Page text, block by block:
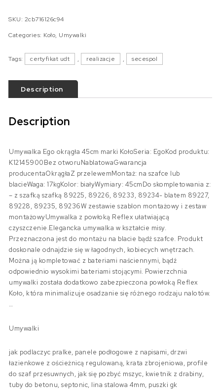
SKU: 2cb716126c94
Categories: Koło, Umywalki
Tags: certyfikat udt , realizacje , secespol
Description
Description
Umywalka Ego okrągła 45cm marki KołoSeria: EgoKod produktu:
K12145900Bez otworuNablatowaGwarancja
producentaOkrągłaZ przelewemMontaż: na szafce lub
blacieWaga: 17kgKolor: białyWymiary: 45cmDo skompletowania z:
– z szafką szafką 89225, 89226, 89233, 89234- blatem 89227,
89228, 89235, 89236W zestawie szablon montażowy i zestaw
montażowyUmywalka z powłoką Reflex ułatwiającą
czyszczenie.Elegancka umywalka w kształcie misy.
Przeznaczona jest do montażu na blacie bądź szafce. Produkt
doskonale odnajdzie się w łagodnych, kobiecych wnętrzach.
Można ją kompletować z bateriami naściennymi, bądź
odpowiednio wysokimi bateriami stojącymi. Powierzchnia
umywalki została dodatkowo zabezpieczona powłoką Reflex
Koło, która minimalizuje osadzanie się różnego rodzaju nalotów.
…
Umywalki
jak podlaczyc pralke, panele podłogowe z napisami, drzwi
łazienkowe z ościeżnicą regulowaną, krata zbrojeniowa, profile
do szaf przesuwnych, jak się pozbyć mszyc, kwietnik z drabiny,
tuby do betonu, septonic, lina stalowa 4mm, puszki gk